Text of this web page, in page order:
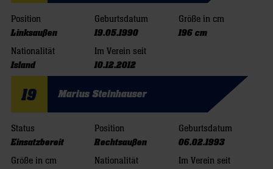
Position
Linksaußen
Geburtsdatum
19.05.1990
Größe in cm
196 cm
Nationalität
Island
Im Verein seit
10.12.2012
19 Marius Steinhauser
Status
Einsatzbereit
Position
Rechtsaußen
Geburtsdatum
06.02.1993
Größe in cm
Nationalität
Im Verein seit